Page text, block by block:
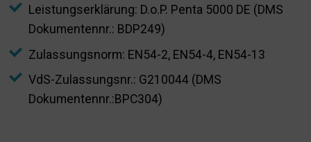
Leistungserklärung: D.o.P. Penta 5000 DE (DMS
Dokumentennr.: BDP249)
Zulassungsnorm: EN54-2, EN54-4, EN54-13
VdS-Zulassungsnr.: G210044 (DMS
Dokumentennr.:BPC304)